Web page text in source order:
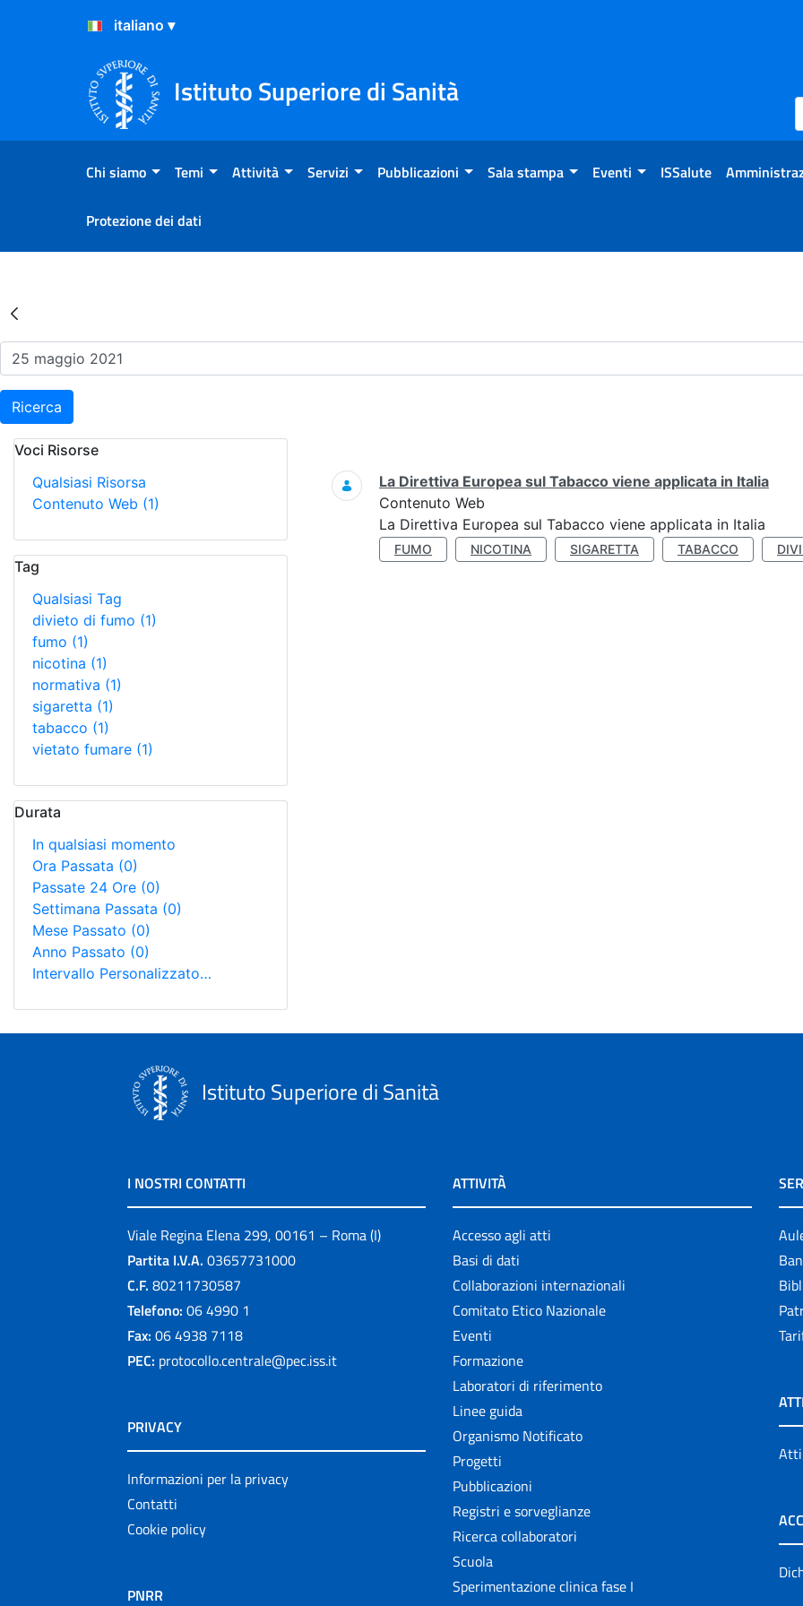
Salta al Contenuto
Salta al Footer
Istituto Superiore di Sanità
Chi siamo Temi Attività Servizi Pubblicazioni Sala stampa Eventi ISSalute
Protezione dei dati
Risultati della Ricerca - Eventi
Ricerca
Voci Risorse
Qualsiasi Risorsa
Contenuto Web (1)
Tag
Qualsiasi Tag
divieto di fumo (1)
fumo (1)
nicotina (1)
normativa (1)
sigaretta (1)
tabacco (1)
vietato fumare (1)
Durata
In qualsiasi momento
Ora Passata (0)
Passate 24 Ore (0)
Settimana Passata (0)
Mese Passato (0)
Anno Passato (0)
Intervallo Personalizzato…
Ricerca
La Direttiva Europea sul Tabacco viene applicata in Italia
Contenuto Web
La Direttiva Europea sul Tabacco viene applicata in Italia
FUMO NICOTINA SIGARETTA TABACCO
Istituto Superiore di Sanità
I NOSTRI CONTATTI
Viale Regina Elena 299, 00161 – Roma (I)
Partita I.V.A. 03657731000
C.F. 80211730587
Telefono: 06 4990 1
Fax: 06 4938 7118
PEC: protocollo.centrale@pec.iss.it
PRIVACY
Informazioni per la privacy
Contatti
Cookie policy
PNRR
ATTIVITÀ
Accesso agli atti
Basi di dati
Collaborazioni internazionali
Comitato Etico Nazionale
Eventi
Formazione
Laboratori di riferimento
Linee guida
Organismo Notificato
Progetti
Pubblicazioni
Registri e sorveglianze
Ricerca collaboratori
Scuola
Sperimentazione clinica fase I
Atti